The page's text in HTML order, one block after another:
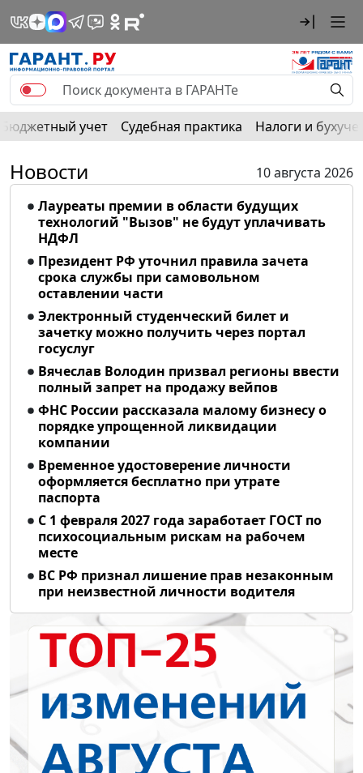
Бюджетный учет Судебная практика Налоги и
Новости
10 августа 2026
Лауреаты премии в области будущих
технологий "Вызов" не будут уплачивать
НДФЛ
Президент РФ уточнил правила зачета
срока службы при самовольном
оставлении части
Электронный студенческий билет и
зачетку можно получить через портал
госуслуг
Вячеслав Володин призвал регионы ввести
полный запрет на продажу вейпов
ФНС России рассказала малому бизнесу о
порядке упрощенной ликвидации
компании
Временное удостоверение личности
оформляется бесплатно при утрате
паспорта
С 1 февраля 2027 года заработает ГОСТ по
психосоциальным рискам на рабочем
месте
ВС РФ признал лишение прав незаконным
при неизвестной личности водителя